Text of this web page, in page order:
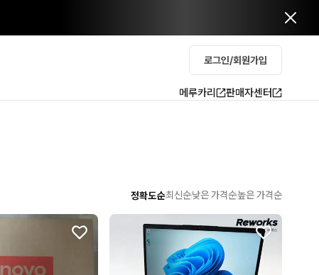
로그인/회원가입
메루카리 판매자센터
정확도순최신순낮은 가격순높은 가격순